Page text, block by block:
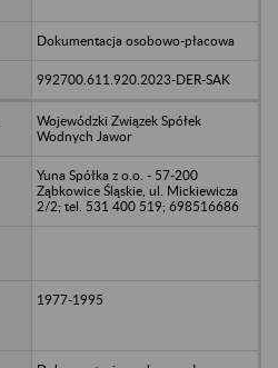
Dokumentacja osobowo-płacowa
992700.611.920.2023-DER-SAK
Wojewódzki Związek Spółek
Wodnych Jawor
Yuna Spółka z o.o. - 57-200
Ząbkowice Śląskie, ul. Mickiewicza
2/2; tel. 531 400 519; 698516686
1977-1995